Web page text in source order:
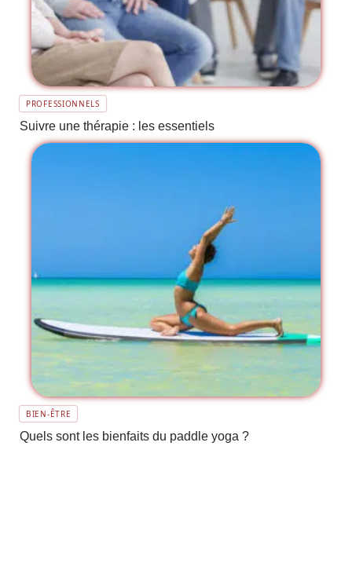
PROFESSIONNELS
Suivre une thérapie : les essentiels
BIEN-ÊTRE
Quels sont les bienfaits du paddle yoga ?